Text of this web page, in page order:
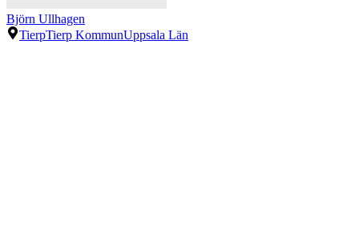
Björn Ullhagen
TierpTierp KommunUppsala Län